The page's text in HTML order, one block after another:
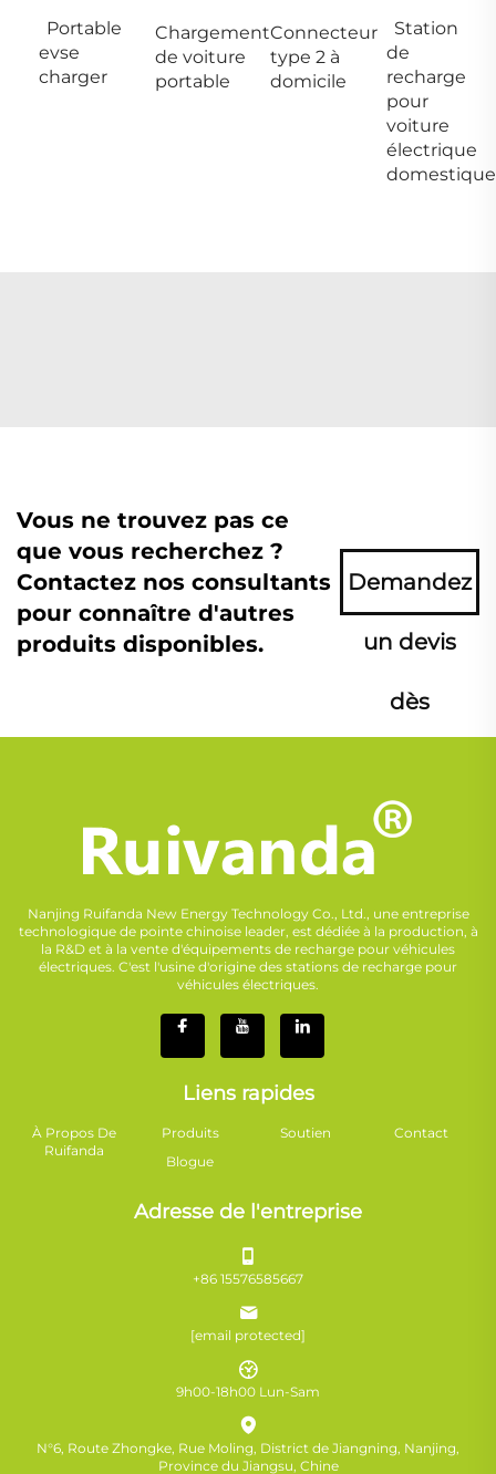
Portable
evse
charger
Chargement
de voiture
portable
Connecteur
type 2 à
domicile
Station
de
recharge
pour
voiture
électrique
domestique
Vous ne trouvez pas ce
que vous recherchez ?
Contactez nos consultants
pour connaître d'autres
produits disponibles.
Demandez
un devis
dès
Nanjing Ruifanda New Energy Technology Co., Ltd., une entreprise
technologique de pointe chinoise leader, est dédiée à la production, à
la R&D et à la vente d'équipements de recharge pour véhicules
électriques. C'est l'usine d'origine des stations de recharge pour
véhicules électriques.
Liens rapides
À Propos De
Ruifanda
Produits Soutien
Contact
Blogue
Adresse de l'entreprise
+86 15576585667
[email protected]
9h00-18h00 Lun-Sam
N°6, Route Zhongke, Rue Moling, District de Jiangning, Nanjing,
Province du Jiangsu, Chine